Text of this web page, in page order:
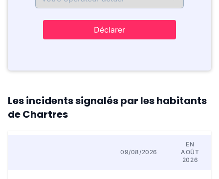
Déclarer
Les incidents signalés par les habitants
de Chartres
09/08/2026
EN
AOÛT
2026